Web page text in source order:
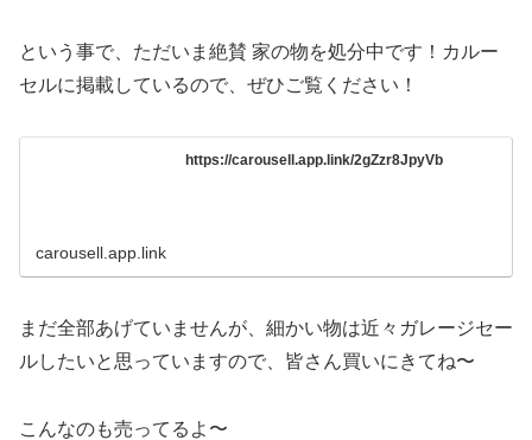
という事で、ただいま絶賛 家の物を処分中です！カルー
セルに掲載しているので、ぜひご覧ください！
https://carousell.app.link/2gZzr8JpyVb
carousell.app.link
まだ全部あげていませんが、細かい物は近々ガレージセー
ルしたいと思っていますので、皆さん買いにきてね〜
こんなのも売ってるよ〜